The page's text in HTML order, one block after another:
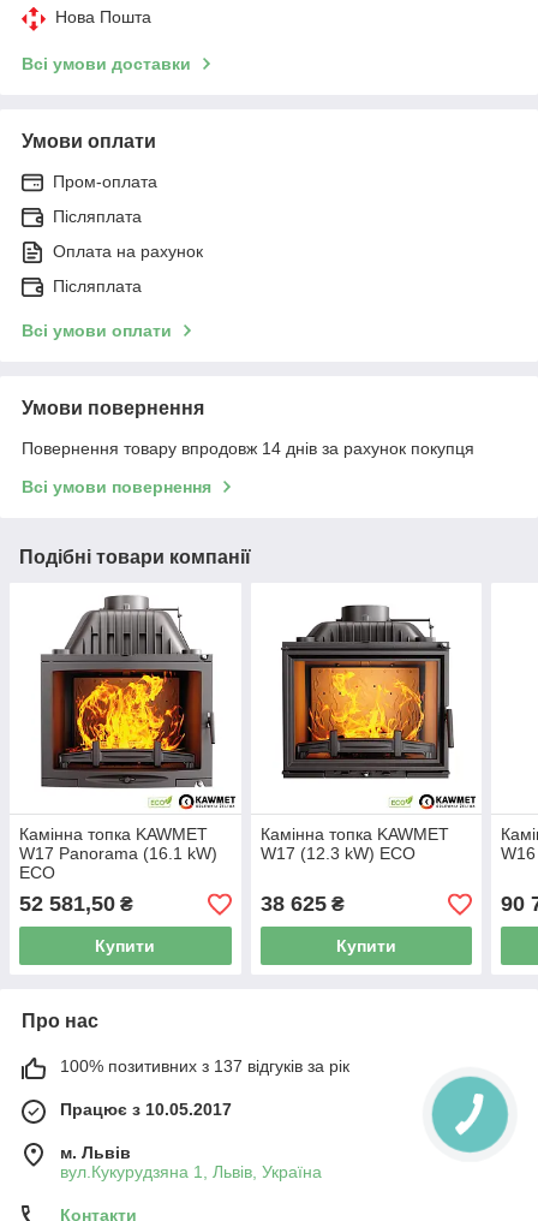
Нова Пошта
Всі умови доставки
Умови оплати
Пром-оплата
Післяплата
Оплата на рахунок
Післяплата
Всі умови оплати
Умови повернення
Повернення товару впродовж 14 днів за рахунок покупця
Всі умови повернення
Подібні товари компанії
Камінна топка KAWMET
W17 Panorama (16.1 kW)
ECO
52 581,50 ₴
Купити
Камінна топка KAWMET
W17 (12.3 kW) EСO
38 625₴
Купити
90
Про нас
100% позитивних з 137 відгуків за рік
Працює з 10.05.2017
м. Львів
вул.Кукурудзяна 1, Львів, Україна
Контакти